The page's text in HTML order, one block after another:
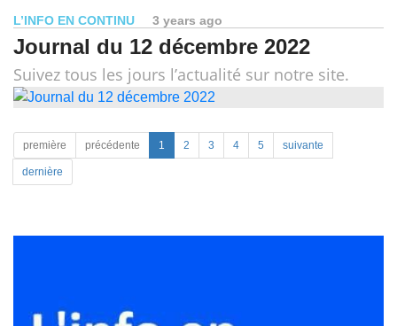
L’INFO EN CONTINU 3 years ago
Journal du 12 décembre 2022
Suivez tous les jours l’actualité sur notre site.
première précédente 1 2 3 4 5 suivante
dernière